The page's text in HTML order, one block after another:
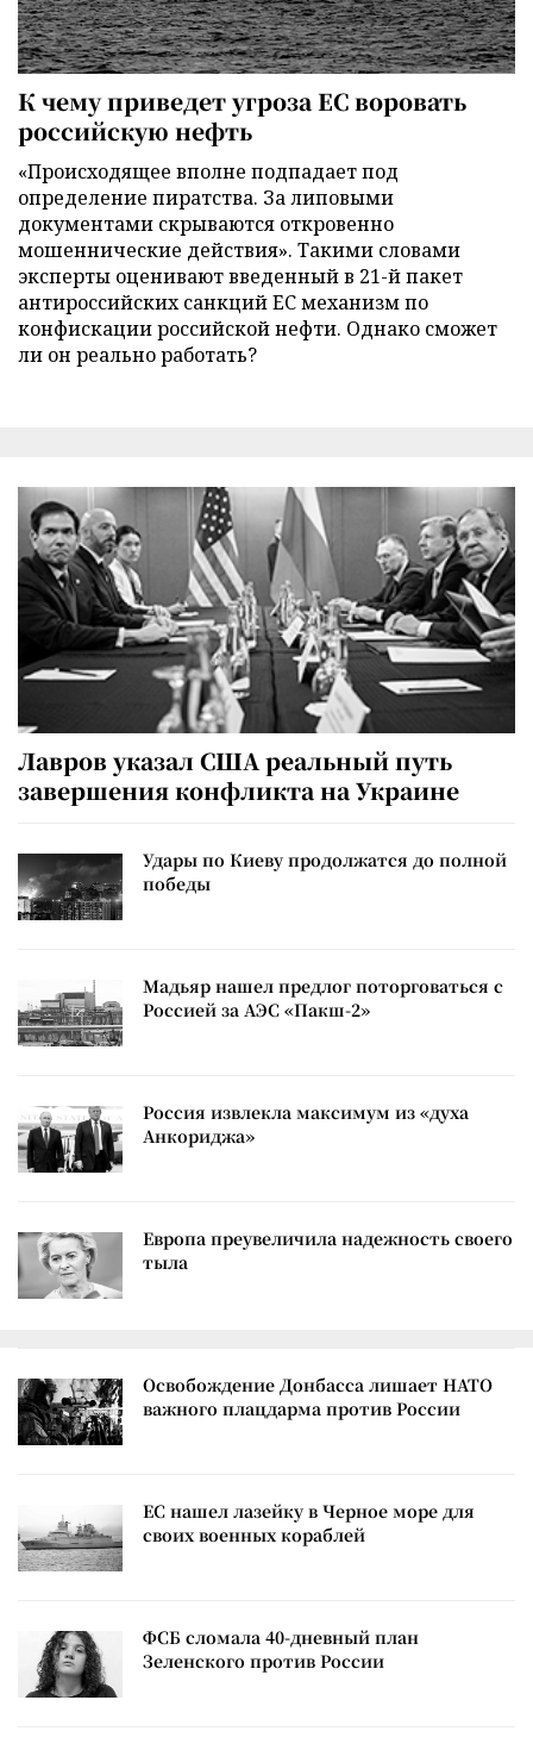
К чему приведет угроза ЕС воровать
российскую нефть
«Происходящее вполне подпадает под
определение пиратства. За липовыми
документами скрываются откровенно
мошеннические действия». Такими словами
эксперты оценивают введенный в 21-й пакет
антироссийских санкций ЕС механизм по
конфискации российской нефти. Однако сможет
ли он реально работать?
Лавров указал США реальный путь
завершения конфликта на Украине
Удары по Киеву продолжатся до полной
победы
Мадьяр нашел предлог поторговаться с
Россией за АЭС «Пакш-2»
Россия извлекла максимум из «духа
Анкориджа»
Европа преувеличила надежность своего
тыла
Освобождение Донбасса лишает НАТО
важного плацдарма против России
ЕС нашел лазейку в Черное море для
своих военных кораблей
ФСБ сломала 40-дневный план
Зеленского против России